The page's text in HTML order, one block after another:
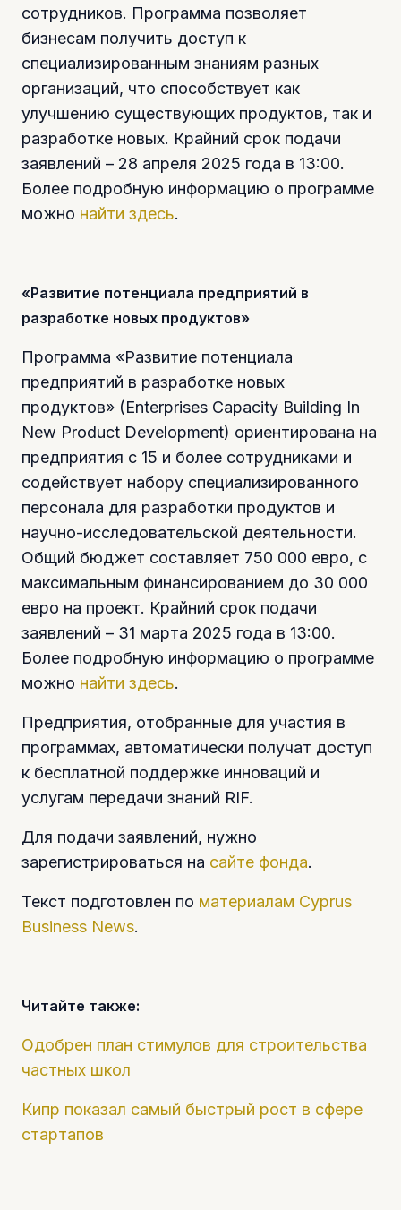
сотрудников. Программа позволяет
бизнесам получить доступ к
специализированным знаниям разных
организаций, что способствует как
улучшению существующих продуктов, так и
разработке новых. Крайний срок подачи
заявлений – 28 апреля 2025 года в 13:00.
Более подробную информацию о программе
можно найти здесь.
«Развитие потенциала предприятий в
разработке новых продуктов»
Программа «Развитие потенциала
предприятий в разработке новых
продуктов» (Enterprises Capacity Building In
New Product Development) ориентирована на
предприятия с 15 и более сотрудниками и
содействует набору специализированного
персонала для разработки продуктов и
научно-исследовательской деятельности.
Общий бюджет составляет 750 000 евро, с
максимальным финансированием до 30 000
евро на проект. Крайний срок подачи
заявлений – 31 марта 2025 года в 13:00.
Более подробную информацию о программе
можно найти здесь.
Предприятия, отобранные для участия в
программах, автоматически получат доступ
к бесплатной поддержке инноваций и
услугам передачи знаний RIF.
Для подачи заявлений, нужно
зарегистрироваться на сайте фонда.
Текст подготовлен по материалам Cyprus
Business News.
Читайте также:
Одобрен план стимулов для строительства
частных школ
Кипр показал самый быстрый рост в сфере
стартапов